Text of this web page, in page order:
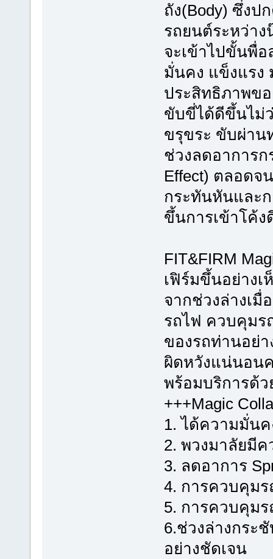
ถัง(Body) ซึ่งป
รถยนต์ระหว่าง
จะเข้าไปขั้นพื่
มั่นคง แข็งแรง
ประสิทธิภาพข
ขับขี่ได้ดีขึ้นไม่
ขรุขระ ขับผ่าน
ช่วงลดอาการก
Effect) ตลอดจ
กระทันหันและ
ขึ้นการเข้าโค้
FIT&FIRM
เฟิร์มขึ้นอย่างเ
จากช่วงล่างเมื่
รถไฟ ควบคุมร
ของรถท่านอย่
ผิดหวังแน่นอน
พร้อมบริการด้
+++Magic
1. ได้ความมั่น
2. พวงมาลัยมี
3. ลดอาการ
4. การควบคุม
5. การควบคุม
6.ช่วงล่างกระ
อย่างชัดเจน